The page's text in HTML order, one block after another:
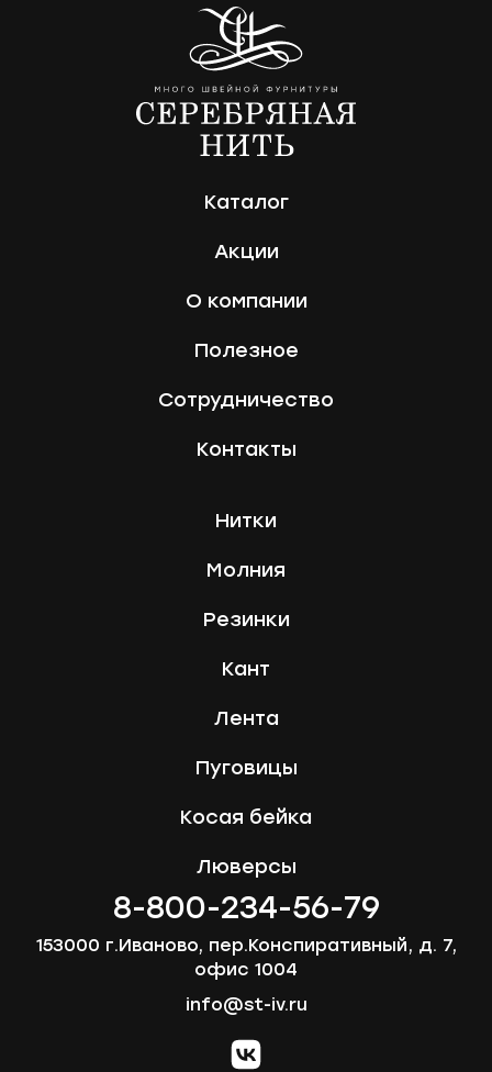
Каталог
Акции
О компании
Полезное
Сотрудничество
Контакты
Нитки
Молния
Резинки
Кант
Лента
Пуговицы
Косая бейка
Люверсы
8-800-234-56-79
153000 г.Иваново, пер.Конспиративный, д. 7,
офис 1004
info@st-iv.ru
vk.com